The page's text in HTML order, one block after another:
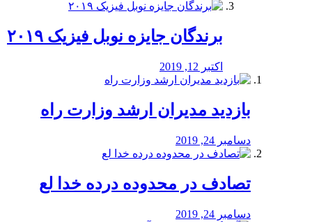
برندگان جایزه نوبل فیزیک ۲۰۱۹
اکتبر 12, 2019
بازدید مدیران ارشد وزارت راه
دسامبر 24, 2019
تصادف در محدوده درده خدا لع
دسامبر 24, 2019